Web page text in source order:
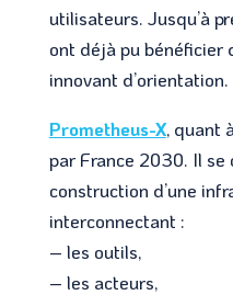
utilisateurs. Jusqu’à
ont déjà pu bénéficier
innovant d’orientation.
Prometheus-X, quant
par France 2030. Il se
construction d’une
interconnectant :
– les outils,
– les acteurs,